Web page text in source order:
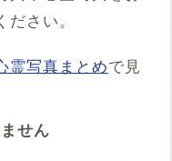
frameborder="0"
さい。
霊写真まとめで見
せん